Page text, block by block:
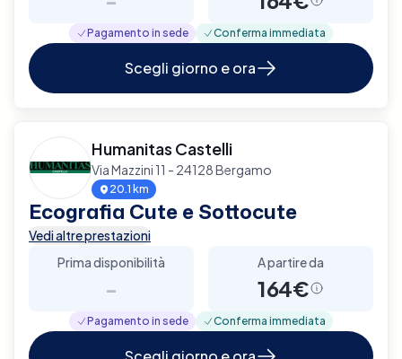
Pagamento in sede Conferma immediata
Scegli giorno e ora
Humanitas Castelli
Via Mazzini 11 - 24128 Bergamo
20.1 km
Ecografia Cute e Sottocute
Vedi altre prestazioni
Prima disponibilità
-
A partire da
164€
Pagamento in sede Conferma immediata